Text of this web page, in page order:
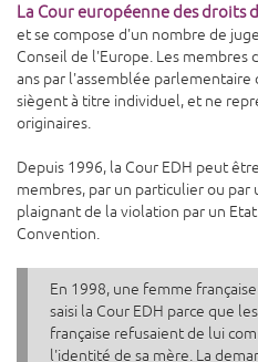
La Cour européenne des droits
et se compose d'un nombre de
Conseil de l'Europe. Les membres
ans par l'assemblée parlementaire
siègent à titre individuel, et ne
originaires.
Depuis 1996, la Cour EDH peut
membres, par un particulier ou par
plaignant de la violation par un
Convention.
En 1998, une femme
saisi la Cour EDH parce que
française refusaient de lui
l'identité de sa mère. La